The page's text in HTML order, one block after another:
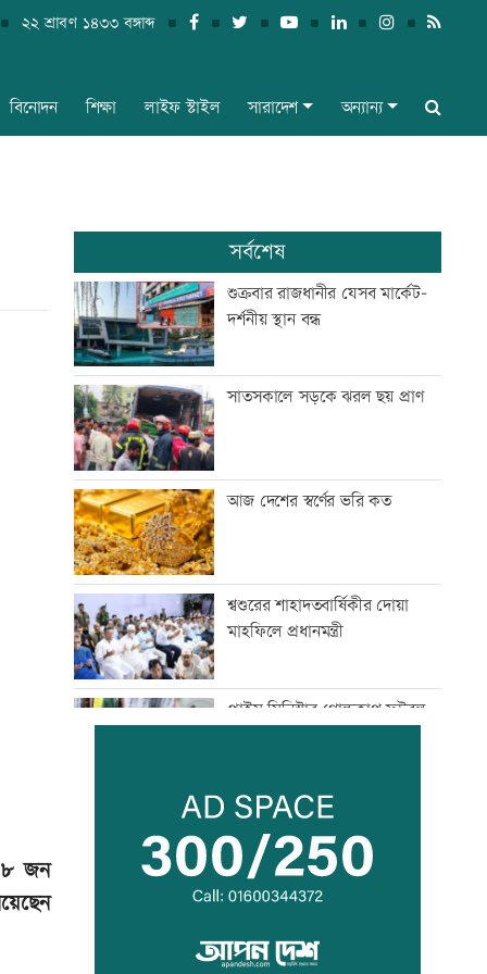
২২ শ্রাবণ ১৪৩৩ বঙ্গাব্দ
বিনোদন শিক্ষা লাইফ স্টাইল সারাদেশ অন্যান্য
জন
সর্বশেষ
শুক্রবার রাজধানীর যেসব মার্কেট-
দর্শনীয় স্থান বন্ধ
সাতসকালে সড়কে ঝরল ছয় প্রাণ
আজ দেশের স্বর্ণের ভরি কত
শ্বশুরের শাহাদতবার্ষিকীর দোয়া
মাহফিলে প্রধানমন্ত্রী
প্রাইম মিনিস্টার গোল্ডকাপ ফুটবল
এসএসসির ফলপ্রকাশ ১০ আগস্ট,
যেভাবে জানা যাবে
কেনার নীতিগত অনুমোদন